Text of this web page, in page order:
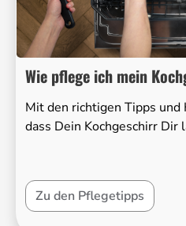
Wie pflege ich mein
Mit den richtigen Tipps
dass Dein Kochgeschirr Dir
Zu den Pflegetipps